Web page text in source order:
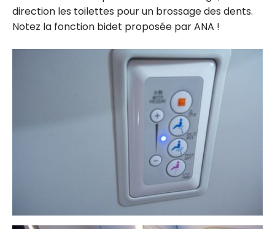
direction les toilettes pour un brossage des dents.
Notez la fonction bidet proposée par ANA !